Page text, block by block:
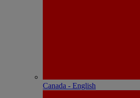
Canada - English